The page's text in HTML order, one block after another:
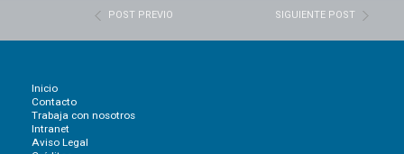
POST PREVIO SIGUIENTE POST
Inicio
Contacto
Trabaja con nosotros
Intranet
Aviso Legal